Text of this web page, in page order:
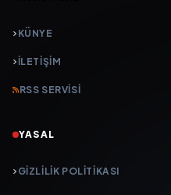
KÜNYE
İLETIŞIM
RSS SERVISI
YASAL
GIZLILIK POLITIKASI